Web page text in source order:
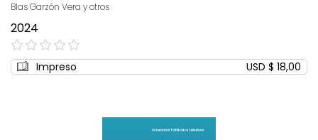
Blas Garzón Vera y otros
2024
0%
Impreso USD $ 18,00